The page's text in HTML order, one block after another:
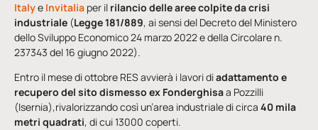
Italye Invitalia per il rilancio delle aree colpite da crisi
industriale (Legge 181/889, ai sensi del Decreto del Ministero
dello Sviluppo Economico 24 marzo 2022 e della Circolare n.
237343 del 16 giugno 2022).
Entro il mese di ottobre RES avvierà i lavori diadattamento e
recupero del sito dismesso ex Fonderghisaa Pozzilli
(Isernia),rivalorizzando così un’area industriale di circa 40 mila
metri quadrati, di cui 13000 coperti.